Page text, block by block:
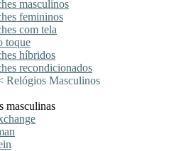
masculinos
femininos
com tela
toque
híbridos
recondicionados
Relógios Masculinos
masculinas